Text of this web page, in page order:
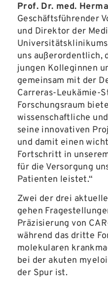
Prof. Dr. med.
Geschäftsführender
und Direktor der
uns außerordentlich,
jungen Kolleginnen
gemeinsam mit der
Carreras-Leukämie-
Forschungsraum
wissenschaftliche
seine innovativen
und damit einen
Fortschritt in
für die Versorgung
Patienten leistet.“
Zwei der drei
gehen
Präzisierung von
während das dritte
molekularen
bei der akuten
der Spur ist.